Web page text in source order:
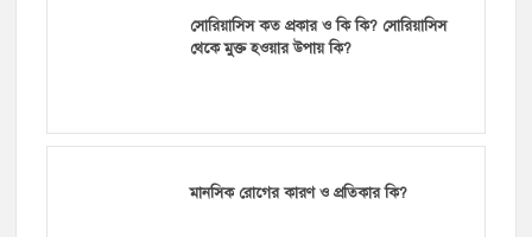
সোরিয়াসিস কত প্রকার ও কি কি? সোরিয়াসিস
থেকে মুক্ত হওয়ার উপায় কি?
মানসিক রোগের কারণ ও প্রতিকার কি?